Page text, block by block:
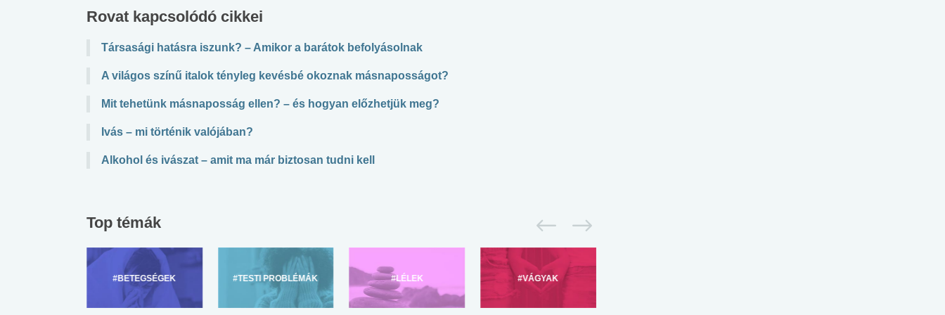
Rovat kapcsolódó cikkei
Társasági hatásra iszunk? – Amikor a barátok befolyásolnak
A világos színű italok tényleg kevésbé okoznak másnaposságot?
Mit tehetünk másnaposság ellen? – és hogyan előzhetjük meg?
Ivás – mi történik valójában?
Alkohol és ivászat – amit ma már biztosan tudni kell
Top témák
#BETEGSÉGEK #TESTI PROBLÉMÁK #LÉLEK #VÁGYAK